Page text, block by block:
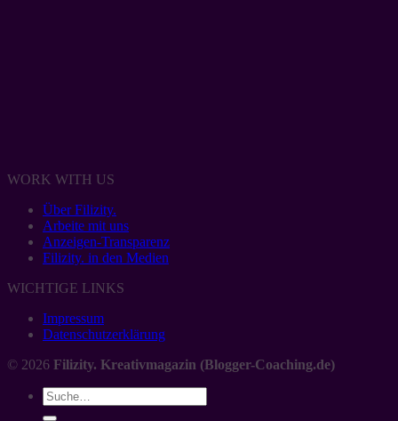
WORK WITH US
Über Filizity.
Arbeite mit uns
Anzeigen-Transparenz
Filizity. in den Medien
WICHTIGE LINKS
Impressum
Datenschutzerklärung
© 2026 Filizity. Kreativmagazin (Blogger-Coaching.de)